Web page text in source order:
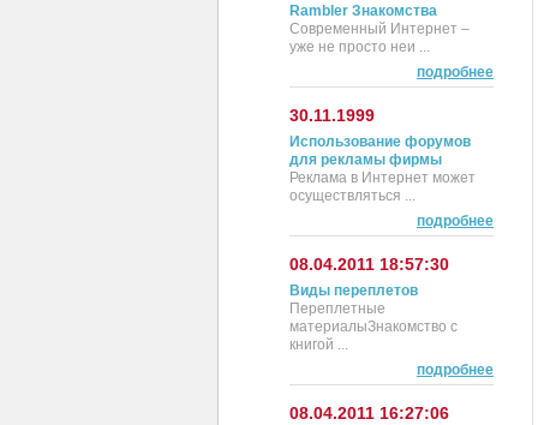
Rambler Знакомства
Современный Интернет –
уже не просто неи ...
подробнее
30.11.1999
Использование форумов
для рекламы фирмы
Реклама в Интернет может
осуществляться ...
подробнее
08.04.2011 18:57:30
Виды переплетов
Переплетные
материалыЗнакомство с
книгой ...
подробнее
08.04.2011 16:27:06